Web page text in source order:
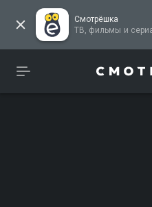
Смотрёшка
ТВ, фильмы